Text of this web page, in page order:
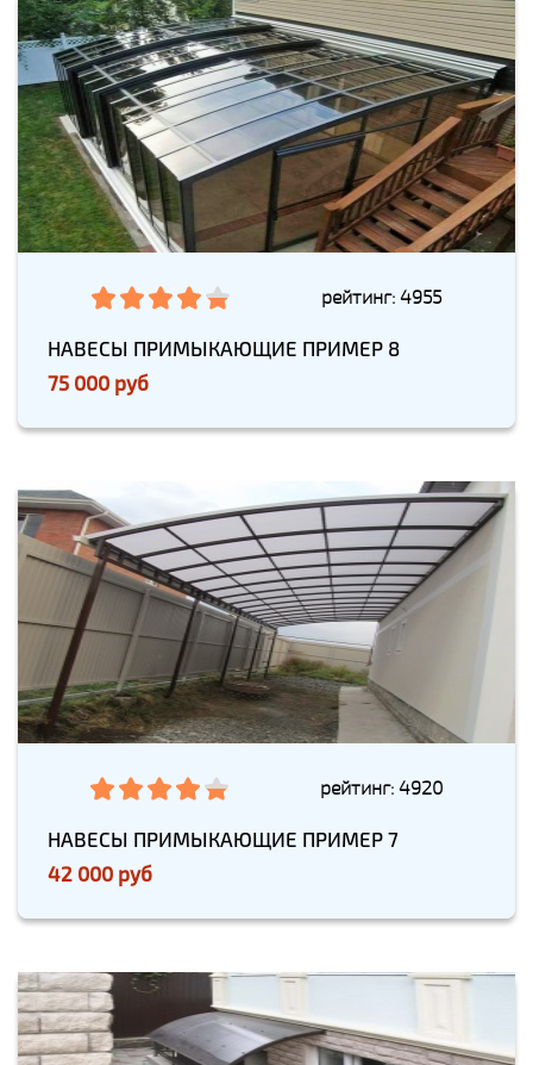
рейтинг: 4955
НАВЕСЫ ПРИМЫКАЮЩИЕ ПРИМЕР 8
75 000 руб
рейтинг: 4920
НАВЕСЫ ПРИМЫКАЮЩИЕ ПРИМЕР 7
42 000 руб